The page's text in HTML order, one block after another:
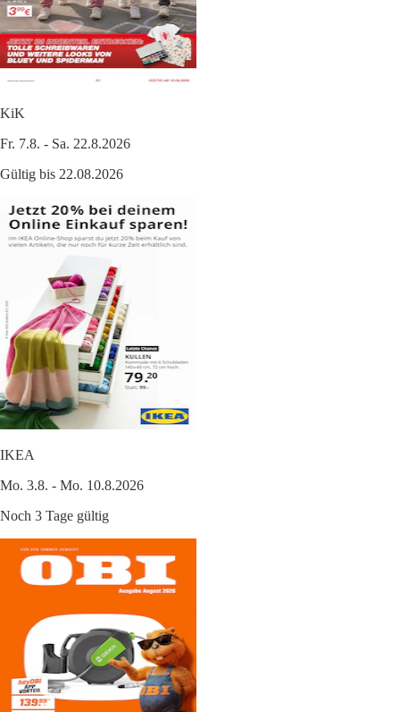
KiK
Fr. 7.8. - Sa. 22.8.2026
Gültig bis 22.08.2026
IKEA
Mo. 3.8. - Mo. 10.8.2026
Noch 3 Tage gültig